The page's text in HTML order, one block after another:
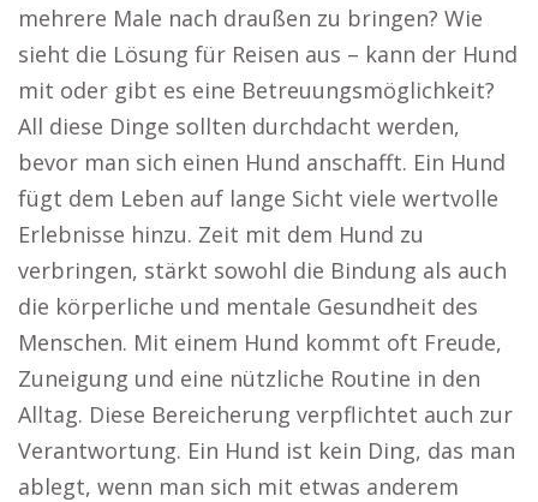
mehrere Male nach draußen zu bringen? Wie
sieht die Lösung für Reisen aus – kann der Hund
mit oder gibt es eine Betreuungsmöglichkeit?
All diese Dinge sollten durchdacht werden,
bevor man sich einen Hund anschafft. Ein Hund
fügt dem Leben auf lange Sicht viele wertvolle
Erlebnisse hinzu. Zeit mit dem Hund zu
verbringen, stärkt sowohl die Bindung als auch
die körperliche und mentale Gesundheit des
Menschen. Mit einem Hund kommt oft Freude,
Zuneigung und eine nützliche Routine in den
Alltag. Diese Bereicherung verpflichtet auch zur
Verantwortung. Ein Hund ist kein Ding, das man
ablegt, wenn man sich mit etwas anderem